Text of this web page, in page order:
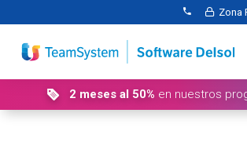
Zona
2 meses al 50% en nuestros